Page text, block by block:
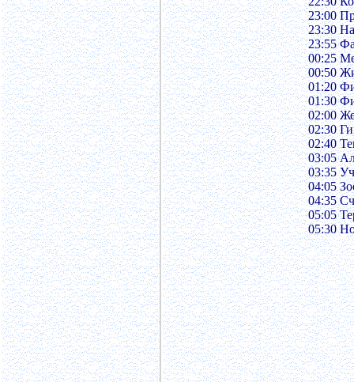
23:00
23:30
23:55
00:25
00:50
01:20
01:30
02:00
02:30
02:40
03:05
03:35
04:05
04:35
05:05
05:30